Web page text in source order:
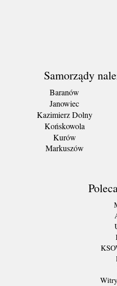
Samorządy
Baranów
Janowiec
Kazimierz Dolny
Końskowola
Kurów
Markuszów